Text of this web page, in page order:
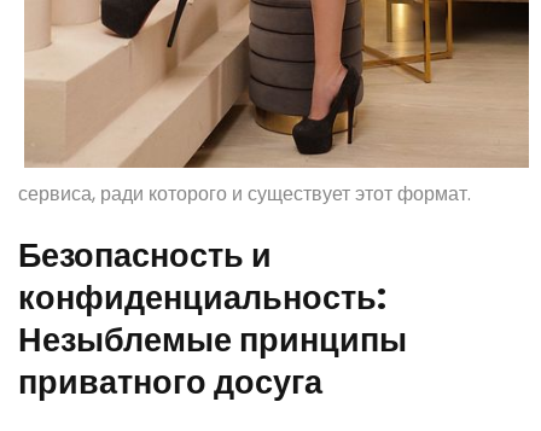
сервиса, ради которого и существует этот формат.
Безопасность и
конфиденциальность:
Незыблемые принципы
приватного досуга